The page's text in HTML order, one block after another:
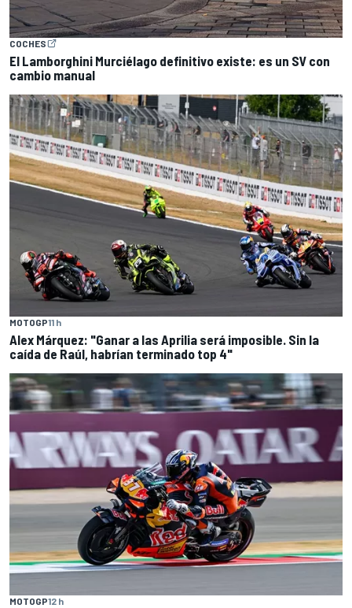
COCHES
El Lamborghini Murciélago definitivo existe: es un SV con
cambio manual
MOTOGP11 h
Alex Márquez: "Ganar a las Aprilia será imposible. Sin la
caída de Raúl, habrían terminado top 4"
MOTOGP12 h